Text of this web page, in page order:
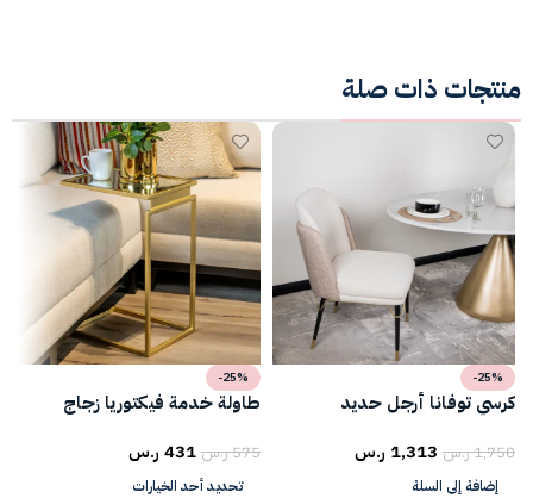
منتجات ذات صلة
-25%
كرسي توفانا أرجل حديد
1,750ر.س 1,313 ر.س
إضافة إلى السلة
-25%
طاولة خدمة فيكتوريا زجاج
575ر.س431 ر.س
تحديد أحد الخيارات